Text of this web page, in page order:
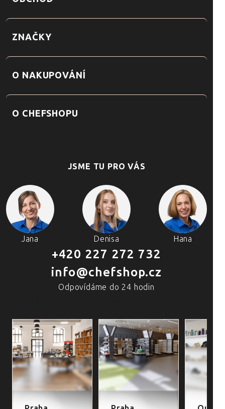
ZNAČKY
O NAKUPOVÁNÍ
O CHEFSHOPU
JSME TU PRO VÁS
Jana Denisa Hana
+420 227 272 732
info@chefshop.cz
Odpovídáme do 24 hodin